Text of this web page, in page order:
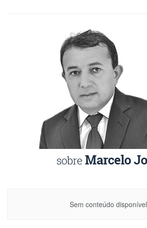
Sem conteúdo disponível